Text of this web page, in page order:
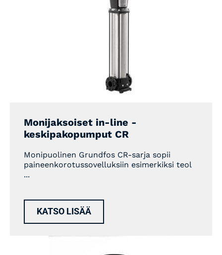
Monijaksoiset in-line -
keskipakopumput CR
Monipuolinen Grundfos CR-sarja sopii
paineenkorotussovelluksiin esimerkiksi teol
...
KATSO LISÄÄ